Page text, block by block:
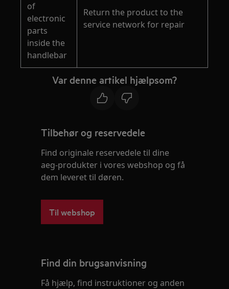
of
electronic
parts
inside the
handlebar
Return the product to the
service network for repair
Var denne artikel hjælpsom?
Tilbehør og reservedele
Find originale reservedele til dine
aeg-produkter i vores webshop og få
dem leveret til døren.
Til webshop
Find din brugsanvisning
Få hjælp, find instruktioner og anden